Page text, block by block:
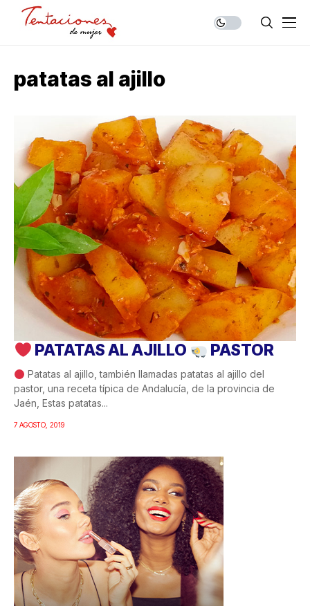
patatas al ajillo
PATATAS AL AJILLO PASTOR
Patatas al ajillo, también llamadas patatas al ajillo del
pastor, una receta típica de Andalucía, de la provincia de
Jaén, Estas patatas...
7 AGOSTO, 2019